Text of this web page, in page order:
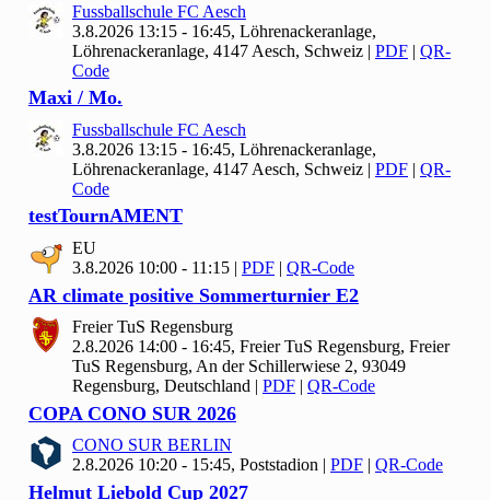
Fussballschule FC Aesch
3.8.2026 13:15 - 16:45, Löhrenackeranlage,
Löhrenackeranlage, 4147 Aesch, Schweiz | PDF | QR-
Code
Maxi / Mo.
Fussballschule FC Aesch
3.8.2026 13:15 - 16:45, Löhrenackeranlage,
Löhrenackeranlage, 4147 Aesch, Schweiz | PDF | QR-
Code
testTournAMENT
EU
3.8.2026 10:00 - 11:15 | PDF | QR-Code
AR climate positive Sommerturnier E2
Freier TuS Regensburg
2.8.2026 14:00 - 16:45, Freier TuS Regensburg, Freier
TuS Regensburg, An der Schillerwiese 2, 93049
Regensburg, Deutschland | PDF | QR-Code
COPA CONO SUR 2026
CONO SUR BERLIN
2.8.2026 10:20 - 15:45, Poststadion | PDF | QR-Code
Helmut Liebold Cup 2027